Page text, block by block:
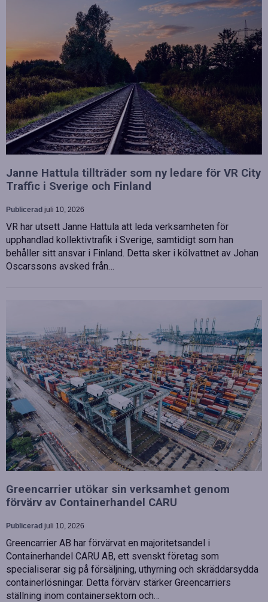
Janne Hattula tillträder som ny ledare för VR City
Traffic i Sverige och Finland
Publicerad juli 10, 2026
VR har utsett Janne Hattula att leda verksamheten för
upphandlad kollektivtrafik i Sverige, samtidigt som han
behåller sitt ansvar i Finland. Detta sker i kölvattnet av Johan
Oscarssons avsked från…
Greencarrier utökar sin verksamhet genom
förvärv av Containerhandel CARU
Publicerad juli 10, 2026
Greencarrier AB har förvärvat en majoritetsandel i
Containerhandel CARU AB, ett svenskt företag som
specialiserar sig på försäljning, uthyrning och skräddarsydda
containerlösningar. Detta förvärv stärker Greencarriers
ställning inom containersektorn och…